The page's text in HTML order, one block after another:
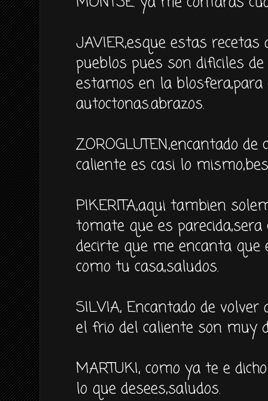
JAVIER,esque estas
pueblos pues son dificiles de
estamos en la blosfera,para
autoctonas.abrazos.
ZOROGLUTEN,encantado
caliente es casi lo
PIKERITA,aqui tambien
tomate que es
decirte que me encanta que
como tu casa,saludos.
SILVIA, Encantado de
el frio del caliente son muy
MARTUKI, como ya te e
lo que desees,saludos.